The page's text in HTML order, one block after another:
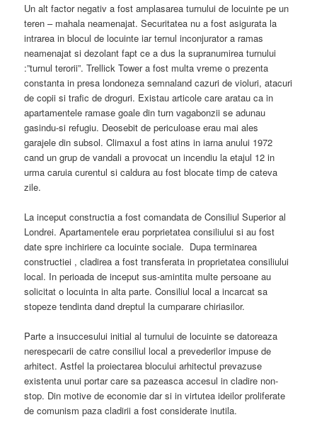
Un alt factor negativ a fost amplasarea turnului de locuinte pe un
teren – mahala neamenajat. Securitatea nu a fost asigurata la
intrarea in blocul de locuinte iar ternul inconjurator a ramas
neamenajat si dezolant fapt ce a dus la supranumirea turnului
:”turnul terorii”. Trellick Tower a fost multa vreme o prezenta
constanta in presa londoneza semnaland cazuri de violuri, atacuri
de copii si trafic de droguri. Existau articole care aratau ca in
apartamentele ramase goale din turn vagabonzii se adunau
gasindu-si refugiu. Deosebit de periculoase erau mai ales
garajele din subsol. Climaxul a fost atins in iarna anului 1972
cand un grup de vandali a provocat un incendiu la etajul 12 in
urma caruia curentul si caldura au fost blocate timp de cateva
zile.
La inceput constructia a fost comandata de Consiliul Superior al
Londrei. Apartamentele erau porprietatea consiliului si au fost
date spre inchiriere ca locuinte sociale. Dupa terminarea
constructiei , cladirea a fost transferata in proprietatea consiliului
local. In perioada de inceput sus-amintita multe persoane au
solicitat o locuinta in alta parte. Consiliul local a incarcat sa
stopeze tendinta dand dreptul la cumparare chiriasilor.
Parte a insuccesului initial al turnului de locuinte se datoreaza
nerespecarii de catre consiliul local a prevederilor impuse de
arhitect. Astfel la proiectarea blocului arhitectul prevazuse
existenta unui portar care sa pazeasca accesul in cladire non-
stop. Din motive de economie dar si in virtutea ideilor proliferate
de comunism paza cladirii a fost considerate inutila.